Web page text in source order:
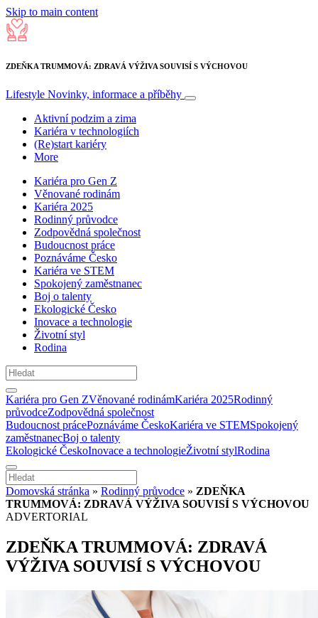
Skip to main content
ZDEŇKA TRUMMOVÁ: ZDRAVÁ VÝŽIVA SOUVISÍ S VÝCHOVOU
Lifestyle Novinky, informace a příběhy
Aktivní podzim a zima
Kariéra v technologiích
(Re)start kariéry
More
Kariéra pro Gen Z
Věnované rodinám
Kariéra 2025
Rodinný průvodce
Zodpovědná společnost
Budoucnost práce
Poznáváme Česko
Kariéra ve STEM
Spokojený zaměstnanec
Boj o talenty
Ekologické Česko
Inovace a technologie
Životní styl
Rodina
Kariéra pro Gen ZVěnované rodinámKariéra 2025Rodinný
průvodceZodpovědná společnost
Budoucnost prácePoznáváme ČeskoKariéra ve STEMSpokojený
zaměstnanecBoj o talenty
Ekologické ČeskoInovace a technologieŽivotní stylRodina
Domovská stránka » Rodinný průvodce » ZDEŇKA
TRUMMOVÁ: ZDRAVÁ VÝŽIVA SOUVISÍ S VÝCHOVOU
ADVERTORIAL
ZDEŇKA TRUMMOVÁ: ZDRAVÁ
VÝŽIVA SOUVISÍ S VÝCHOVOU